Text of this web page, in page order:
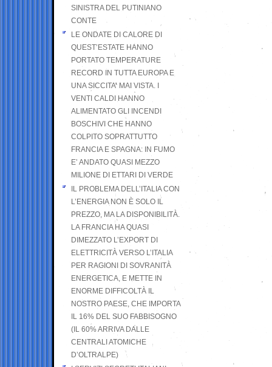
SINISTRA DEL PUTINIANO
CONTE
LE ONDATE DI CALORE DI
QUEST’ESTATE HANNO
PORTATO TEMPERATURE
RECORD IN TUTTA EUROPA E
UNA SICCITA’ MAI VISTA. I
VENTI CALDI HANNO
ALIMENTATO GLI INCENDI
BOSCHIVI CHE HANNO
COLPITO SOPRATTUTTO
FRANCIA E SPAGNA: IN FUMO
E’ ANDATO QUASI MEZZO
MILIONE DI ETTARI DI VERDE
IL PROBLEMA DELL’ITALIA CON
L’ENERGIA NON È SOLO IL
PREZZO, MA LA DISPONIBILITÀ.
LA FRANCIA HA QUASI
DIMEZZATO L’EXPORT DI
ELETTRICITÀ VERSO L’ITALIA
PER RAGIONI DI SOVRANITÀ
ENERGETICA, E METTE IN
ENORME DIFFICOLTÀ IL
NOSTRO PAESE, CHE IMPORTA
IL 16% DEL SUO FABBISOGNO
(IL 60% ARRIVA DALLE
CENTRALI ATOMICHE
D’OLTRALPE)